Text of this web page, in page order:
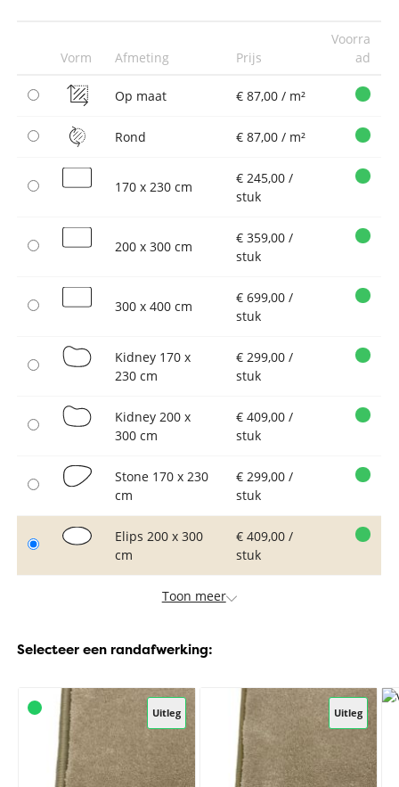
Vorm Afmeting Prijs
Voorra
ad
Op maat € 87,00 / m²
Rond € 87,00 / m²
170 x 230 cm
€ 245,00 /
stuk
200 x 300 cm
€ 359,00 /
stuk
300 x 400 cm
€ 699,00 /
stuk
Kidney 170 x
230 cm
€ 299,00 /
stuk
Kidney 200 x
300 cm
€ 409,00 /
stuk
Stone 170 x 230
cm
€ 299,00 /
stuk
Elips 200 x 300
cm
€ 409,00 /
stuk
Toon meer
Selecteer een randafwerking:
Uitleg Uitleg